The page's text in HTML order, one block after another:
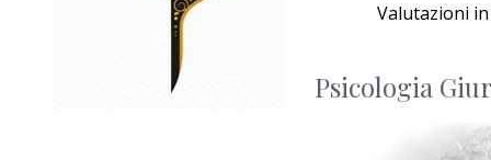
Valutazioni
Psicologia